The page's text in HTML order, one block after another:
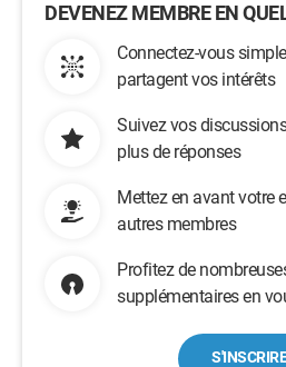
DEVENEZ MEMBRE EN
Connectez-vous
partagent vos intérêts
Suivez vos
plus de réponses
Mettez en avant votre
autres membres
Profitez de
supplémentaires en
S'INSCRIRE